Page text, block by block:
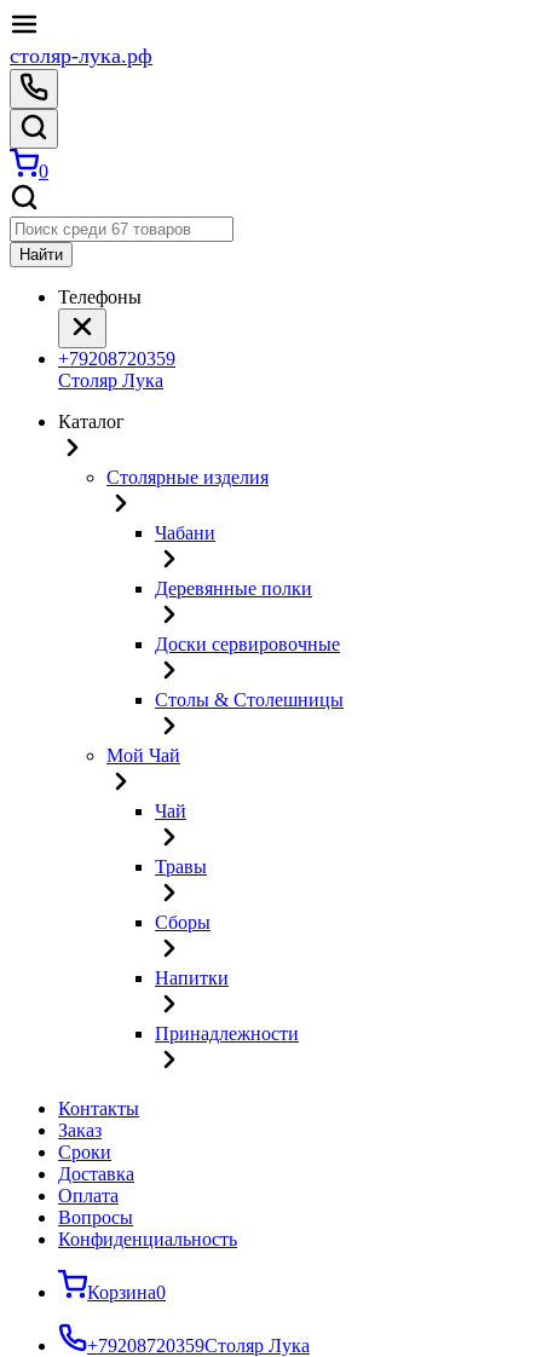
столяр-лука.рф
0
Найти
Телефоны
+79208720359
Столяр Лука
Каталог
Столярные изделия
Чабани
Деревянные полки
Доски сервировочные
Столы & Столешницы
Мой Чай
Чай
Травы
Сборы
Напитки
Принадлежности
Контакты
Заказ
Cроки
Доставка
Оплата
Вопросы
Конфиденциальность
Корзина0
+79208720359Столяр Лука